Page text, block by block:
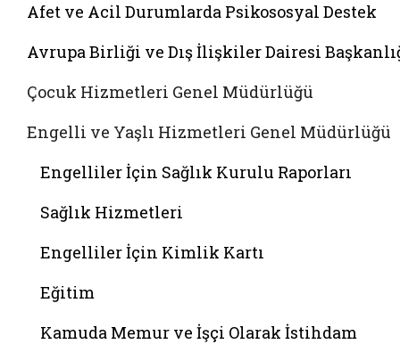
Afet ve Acil Durumlarda Psikososyal Destek
Avrupa Birliği ve Dış İlişkiler Dairesi
Çocuk Hizmetleri Genel Müdürlüğü
Engelli ve Yaşlı Hizmetleri Genel Müdürlüğü
Engelliler İçin Sağlık Kurulu Raporları
Sağlık Hizmetleri
Engelliler İçin Kimlik Kartı
Eğitim
Kamuda Memur ve İşçi Olarak İstihdam